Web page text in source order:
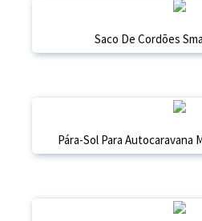
Saco De Cordões
Pára-Sol Para Autocaravana